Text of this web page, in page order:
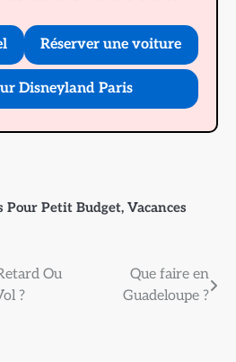
Réserver une voiture
Disneyland Paris
Pour Petit Budget, Vacances
Ou
?
Que faire en
Guadeloupe ?